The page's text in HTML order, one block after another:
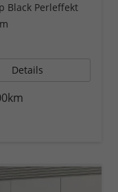
Black Perleffekt
Details